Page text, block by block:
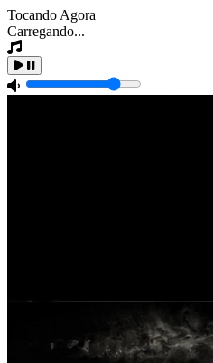
Tocando Agora
Carregando...